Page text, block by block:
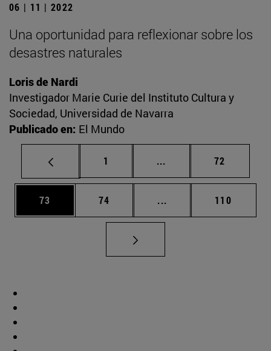
06 | 11 | 2022
Una oportunidad para reflexionar sobre los
desastres naturales
Loris de Nardi
Investigador Marie Curie del Instituto Cultura y
Sociedad, Universidad de Navarra
Publicado en: El Mundo
Página
1 ... Páginas intermedias
Página
72
Página
73 Página
74 ... Páginas intermedias
Página
110